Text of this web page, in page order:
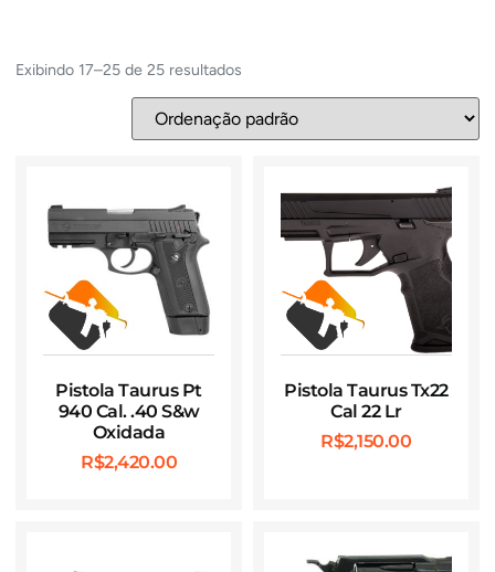
Exibindo 17–25 de 25 resultados
Pistola Taurus Pt
940 Cal. .40 S&w
Oxidada
R$2,420.00
Pistola Taurus Tx22
Cal 22 Lr
R$2,150.00